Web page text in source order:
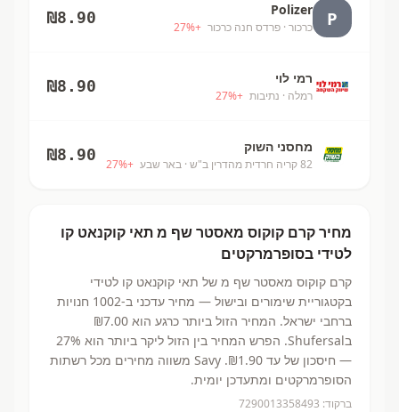
P
Polizer
כרכור · פרדס חנה כרכור +
27%
₪8.90
רמי לוי
רמלה · נתיבות +
27%
₪8.90
מחסני השוק
82 קריה חרדית מהדרין ב"ש · באר שבע +
27%
₪8.90
מחיר קרם קוקוס מאסטר שף מ תאי קוקנאט קו
לטידי בסופרמרקטים
קרם קוקוס מאסטר שף מ של תאי קוקנאט קו לטידי
בקטגוריית שימורים ובישול — מחיר עדכני ב-1002 חנויות
ברחבי ישראל. המחיר הזול ביותר כרגע הוא ₪7.00
בShufersal.
הפרש המחיר בין הזול ליקר ביותר הוא 27%
— חיסכון של עד ₪1.90.
Savy משווה מחירים מכל רשתות
הסופרמרקטים ומתעדכן יומית.
ברקוד: 7290013358493